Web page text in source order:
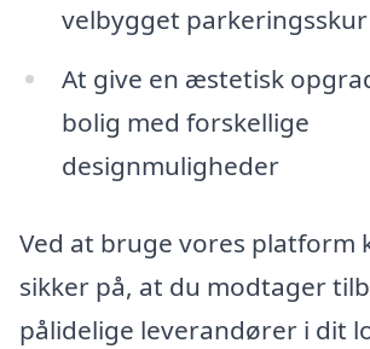
velbygget parkeringsskur
At give en æstetisk
bolig med forskellige
designmuligheder
Ved at bruge vores platform
sikker på, at du modtager
pålidelige leverandører i dit